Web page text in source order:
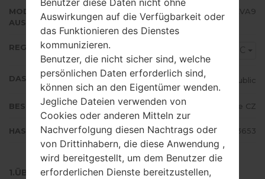
MODEM/CP
AUSFÜHRUNG
N986BXXU3EVA9
REGION VDC
DAS LAND Czech Republic
BESCHREIBUNG Vodafone CZ
HASH e109ae78c30ed629cecbe236a9a3653
1.ÜBERPRÜFEN SIE AUF RECAPTCHA
Benutzer diese Daten nicht ohne
Auswirkungen auf die Verfügbarkeit oder
das Funktionieren des Dienstes
kommunizieren.
Benutzer, die nicht sicher sind, welche
persönlichen Daten erforderlich sind,
können sich an den Eigentümer wenden.
Jegliche Dateien verwenden von
Cookies oder anderen Mitteln zur
Nachverfolgung diesen Nachtrags oder
von Drittinhabern, die diese Anwendung ,
wird bereitgestellt, um dem Benutzer die
erforderlichen Dienste bereitzustellen,